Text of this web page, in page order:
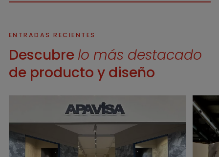
ENTRADAS RECIENTES
Descubre lo más destacado
de producto y diseño